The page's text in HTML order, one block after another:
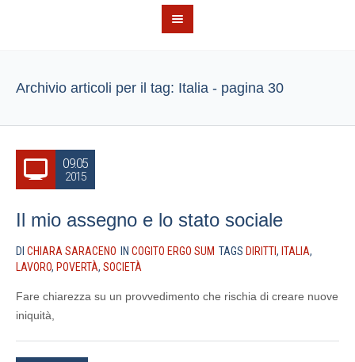
Archivio articoli per il tag: Italia - pagina 30
09.05
2015
Il mio assegno e lo stato sociale
DI CHIARA SARACENO IN COGITO ERGO SUM TAGS DIRITTI, ITALIA,
LAVORO, POVERTÀ, SOCIETÀ
Fare chiarezza su un provvedimento che rischia di creare nuove
iniquità,